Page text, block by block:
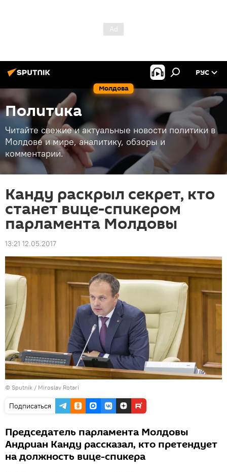
Молдова
РУС
Политика
Читайте свежие и актуальные новости политики в
Молдове и мире, аналитику, обзоры и
комментарии.
Канду раскрыл секрет, кто
станет вице-спикером
парламента Молдовы
13:21 12.05.2017
© Sputnik / Miroslav Rotari
Подписаться
Председатель парламента Молдовы
Андриан Канду рассказал, кто претендует
на должность вице-спикера